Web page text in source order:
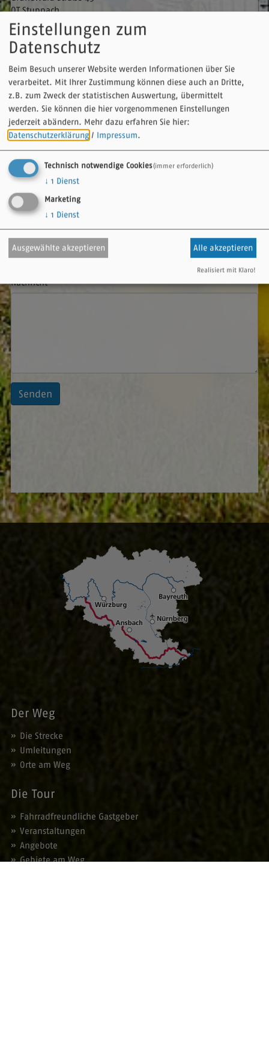
OT Stuppach
97980
Bad Mergentheim
Vorname
Nachname
E-Mail
Betreff
Nachricht
Senden
Der Weg
Die Strecke
Umleitungen
Orte am Weg
Die Tour
Fahrradfreundliche Gastgeber
Veranstaltungen
Angebote
Gebiete am Weg
Einstellungen zum
Datenschutz
Beim Besuch unserer Website werden Informationen über Sie
verarbeitet. Mit Ihrer Zustimmung können diese auch an Dritte,
z.B. zum Zweck der statistischen Auswertung, übermittelt
werden. Sie können die hier vorgenommenen Einstellungen
jederzeit abändern. Mehr dazu erfahren Sie hier:
Datenschutzerklärung / Impressum.
Technisch notwendige Cookies(immer erforderlich)
↓ 1 Dienst
Marketing
↓ 1 Dienst
Ausgewählte akzeptieren Alle akzeptieren
Realisiert mit Klaro!